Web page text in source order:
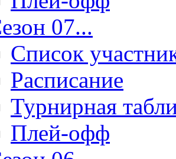
07...
Список
Расписание
Турнирная
Плей-офф